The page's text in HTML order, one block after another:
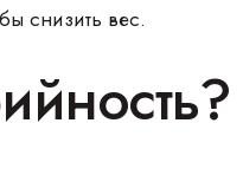
снизить вес.